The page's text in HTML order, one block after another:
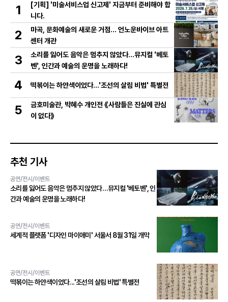
1
[기획] '미술서비스업 신고제' 지금부터 준비해야 합
니다.
2
마곡, 문화예술의 새로운 거점… 언노운바이브 아트
센터 개관
3
소리를 잃어도 음악은 멈추지 않았다…뮤지컬 '베토
벤', 인간과 예술의 운명을 노래하다!
4 떡볶이는 하얀색이었다...'조선의 살림 비법' 특별전
5
금호미술관, 박혜수 개인전 《사람들은 진실에 관심
이 없다》
추천 기사
공연/전시/이벤트
소리를 잃어도 음악은 멈추지 않았다…뮤지컬 '베토벤', 인
간과 예술의 운명을 노래하다!
공연/전시/이벤트
세계적 플랫폼 '디자인 마이애미' 서울서 8월 31일 개막
공연/전시/이벤트
떡볶이는 하얀색이었다...'조선의 살림 비법' 특별전